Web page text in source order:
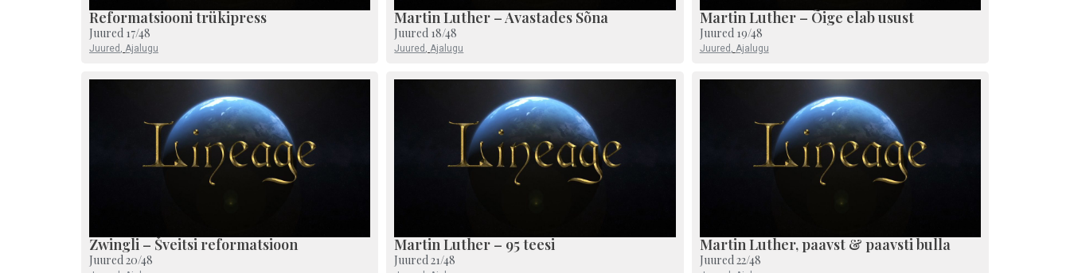
Reformatsiooni trükipress
Juured 17/48
Juured , Ajalugu
Martin Luther – Avastades Sõna
Juured 18/48
Juured ,Ajalugu
Martin Luther – Õige elab usust
Juured 19/48
Juured , Ajalugu
Zwingli – Šveitsi reformatsioon
Juured 20/48
Martin Luther – 95 teesi
Juured 21/48
Martin Luther, paavst & paavsti bulla
Juured 22/48